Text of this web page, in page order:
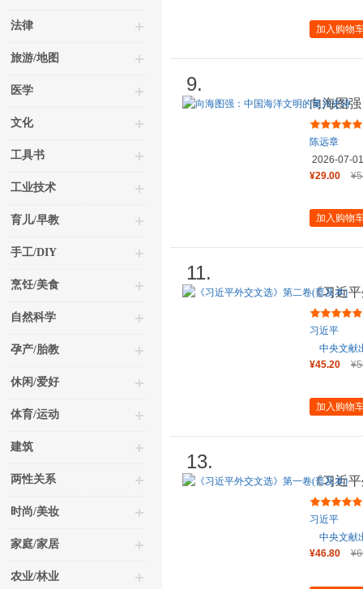
法律
旅游/地图
医学
文化
工具书
工业技术
育儿/早教
手工/DIY
烹饪/美食
自然科学
孕产/胎教
休闲/爱好
体育/运动
建筑
两性关系
时尚/美妆
家庭/家居
农业/林业
加入购物
9.
向海图
陈远章
2026-07-01
¥29.00
加入购物
11.
《习近
习近平
中央文献
¥45.20
加入购物
13.
《习近
习近平
中央文献
¥46.80